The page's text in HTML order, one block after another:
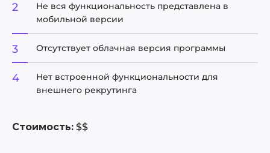
Не вся функциональность представлена в
мобильной версии
Отсутствует облачная версия программы
Нет встроенной функциональности для
внешнего рекрутинга
Стоимость: $$